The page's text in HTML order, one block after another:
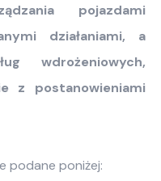
pojazdami
działaniami, a
wdrożeniowych,
z postanowieniami
podane poniżej: